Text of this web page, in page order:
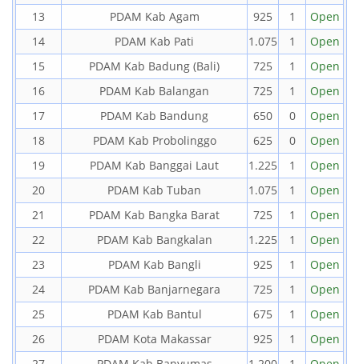
13
PDAM Kab Agam 925 1
Open
14
PDAM Kab Pati 1.075 1
Open
15
PDAM Kab Badung (Bali) 725 1
Open
16
PDAM Kab Balangan 725 1
Open
17
PDAM Kab Bandung 650 0
Open
18
PDAM Kab Probolinggo 625 0
Open
19
PDAM Kab Banggai Laut 1.225 1
Open
20
PDAM Kab Tuban 1.075 1
Open
21
PDAM Kab Bangka Barat 725 1
Open
22
PDAM Kab Bangkalan 1.225 1
Open
23
PDAM Kab Bangli 925 1
Open
24
PDAM Kab Banjarnegara 725 1
Open
25
PDAM Kab Bantul 675 1
Open
26
PDAM Kota Makassar 925 1
Open